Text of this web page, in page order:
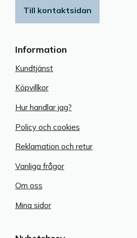
Information
Kundtjänst
Köpvillkor
Hur handlar jag?
Policy och cookies
Reklamation och retur
Vanliga frågor
Om oss
Mina sidor
Till kontaktsidan